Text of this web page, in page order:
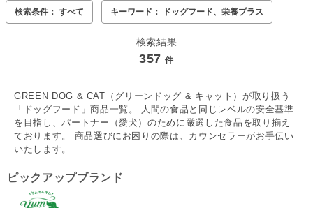
検索条件： すべて キーワード： ドッグフード、栄養プラス
検索結果
357 件
GREEN DOG & CAT（グリーンドッグ & キャット）が取り扱う
「ドッグフード」商品一覧。 人間の食品と同じレベルの安全基準
を目指し、パートナー（愛犬）のために厳選した食品を取り揃え
ております。 商品選びにお困りの際は、カウンセラーがお手伝い
いたします。
ピックアップブランド